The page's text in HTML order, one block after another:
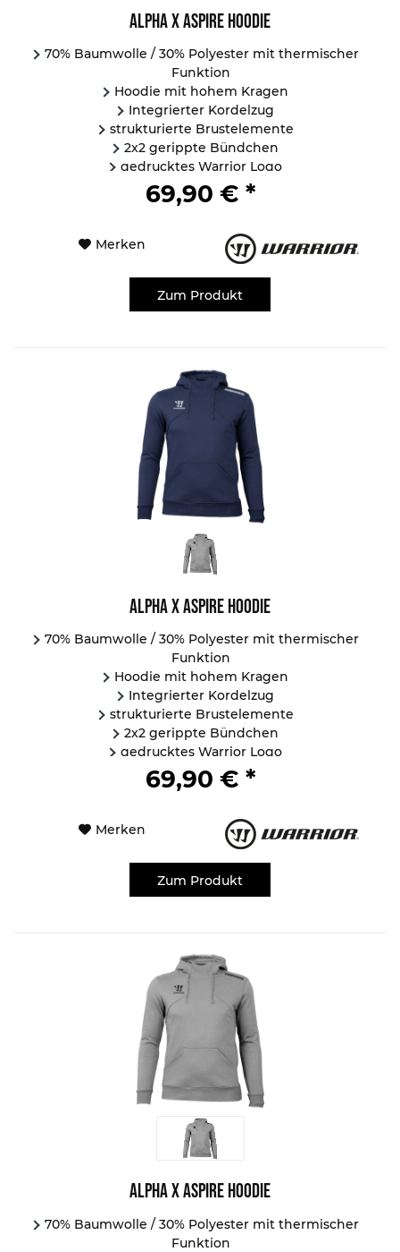
Alpha X Aspire Hoodie
70% Baumwolle / 30% Polyester mit thermischer
Funktion
Hoodie mit hohem Kragen
Integrierter Kordelzug
strukturierte Brustelemente
2x2 gerippte Bündchen
gedrucktes Warrior Logo
...
69,90 € *
Merken
Zum Produkt
Alpha X Aspire Hoodie
70% Baumwolle / 30% Polyester mit thermischer
Funktion
Hoodie mit hohem Kragen
Integrierter Kordelzug
strukturierte Brustelemente
2x2 gerippte Bündchen
gedrucktes Warrior Logo
...
69,90 € *
Merken
Zum Produkt
Alpha X Aspire Hoodie
70% Baumwolle / 30% Polyester mit thermischer
Funktion